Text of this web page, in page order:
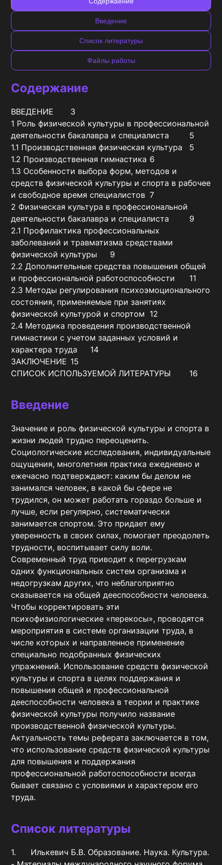
Введение
Список литературы
Файлы работы
Содержание
ВВЕДЕНИЕ	3
1 Роль физической культуры в профессиональной
деятельности бакалавра и специалиста	5
1.1 Производственная физическая культура	5
1.2 Производственная гимнастика	6
1.3 Особенности выбора форм, методов и
средств физической культуры и спорта в рабочее
и свободное время специалистов	7
2 Физическая культура в профессиональной
деятельности бакалавра и специалиста	9
2.1 Профилактика профессиональных
заболеваний и травматизма средствами
физической культуры	9
2.2 Дополнительные средства повышения общей
и профессиональной работоспособности	11
2.3 Методы регулирования психоэмоционального
состояния, применяемые при занятиях
физической культурой и спортом	12
2.4 Методика проведения производственной
гимнастики с учетом заданных условий и
характера труда	14
ЗАКЛЮЧЕНИЕ	15
СПИСОК ИСПОЛЬЗУЕМОЙ ЛИТЕРАТУРЫ	16
Введение
Значение и роль физической культуры и спорта в
жизни людей трудно переоценить.
Социологические исследования, индивидуальные
ощущения, многолетняя практика ежедневно и
ежечасно подтверждают: каким бы делом не
занимался человек, в какой бы сфере не
трудился, он может работать гораздо больше и
лучше, если регулярно, систематически
занимается спортом. Это придает ему
уверенность в своих силах, помогает преодолеть
трудности, воспитывает силу воли.
Современный труд приводит к перегрузкам
одних функциональных систем организма и
недогрузкам других, что неблагоприятно
сказывается на общей дееспособности человека.
Чтобы корректировать эти
психофизиологические «перекосы», проводятся
мероприятия в системе организации труда, в
числе которых и направленное применение
специально подобранных физических
упражнений. Использование средств физической
культуры и спорта в целях поддержания и
повышения общей и профессиональной
дееспособности человека в теории и практике
физической культуры получило название
производственной физической культуры.
Актуальность темы реферата заключается в том,
что использование средств физической культуры
для повышения и поддержания
профессиональной работоспособности всегда
бывает связано с условиями и характером его
труда.
Список литературы
1.	Илькевич Б.В. Образование. Наука. Культура.